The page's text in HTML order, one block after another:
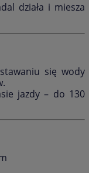
działa i miesza
się wody
jazdy – do 130